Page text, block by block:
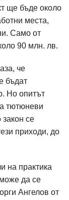
ще бъде около
места,
Само от
90 млн. лв.
че
бъдат
Но опитът
тютюневи
закон се
приходи, до
на практика
да се
Ангелов от